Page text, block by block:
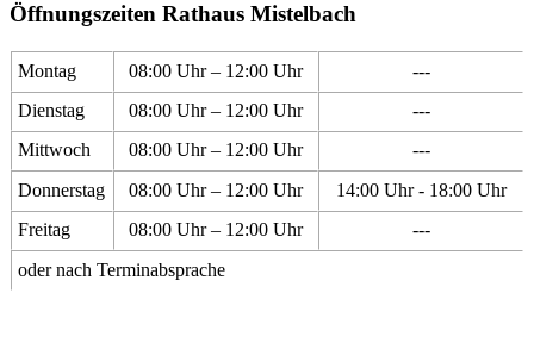
Öffnungszeiten Rathaus Mistelbach
Montag 08:00 Uhr – 12:00 Uhr
---
Dienstag
08:00 Uhr – 12:00 Uhr
---
Mittwoch
08:00 Uhr – 12:00 Uhr
---
Donnerstag
08:00 Uhr – 12:00 Uhr
14:00 Uhr - 18:00 Uhr
Freitag
08:00 Uhr – 12:00 Uhr
---
oder nach Terminabsprache